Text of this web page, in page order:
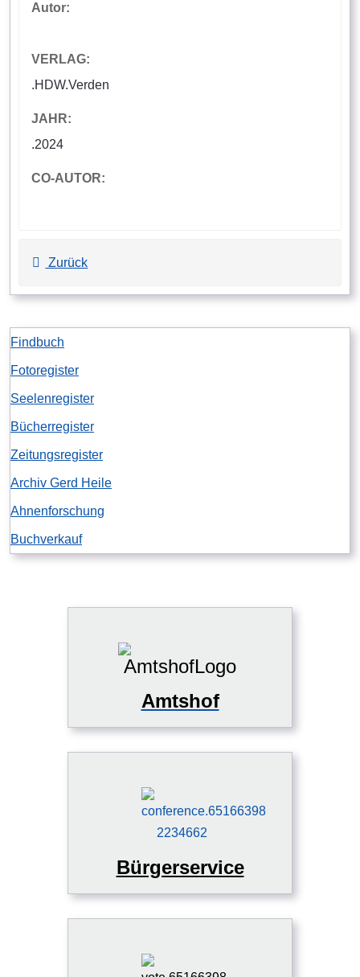
Autor:
VERLAG:
.HDW.Verden
JAHR:
.2024
CO-AUTOR:
Zurück
Findbuch
Fotoregister
Seelenregister
Bücherregister
Zeitungsregister
Archiv Gerd Heile
Ahnenforschung
Buchverkauf
Amtshof
Bürgerservice